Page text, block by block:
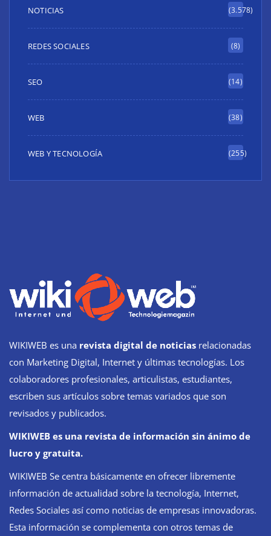
NOTICIAS (3.578)
REDES SOCIALES (8)
SEO (14)
WEB (38)
WEB Y TECNOLOGÍA (255)
WIKIWEB es una revista digital de noticias relacionadas
con Marketing Digital, Internet y últimas tecnologías. Los
colaboradores profesionales, articulistas, estudiantes,
escriben sus artículos sobre temas variados que son
revisados y publicados.
WIKIWEB es una revista de información sin ánimo de
lucro y gratuita.
WIKIWEB Se centra básicamente en ofrecer libremente
información de actualidad sobre la tecnología, Internet,
Redes Sociales así como noticias de empresas innovadoras.
Esta información se complementa con otros temas de